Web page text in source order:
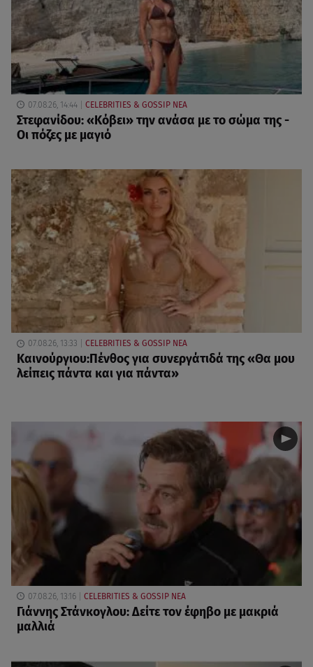
07.08.26, 14:44 CELEBRITIES & GOSSIP ΝΕΑ
Στεφανίδου: «Κόβει» την ανάσα με το σώμα της -
Οι πόζες με μαγιό
07.08.26, 13:33 CELEBRITIES & GOSSIP ΝΕΑ
Καινούργιου:Πένθος για συνεργάτιδά της «Θα μου
λείπεις πάντα και για πάντα»
07.08.26, 13:16 CELEBRITIES & GOSSIP ΝΕΑ
Γιάννης Στάνκογλου: Δείτε τον έφηβο με μακριά
μαλλιά